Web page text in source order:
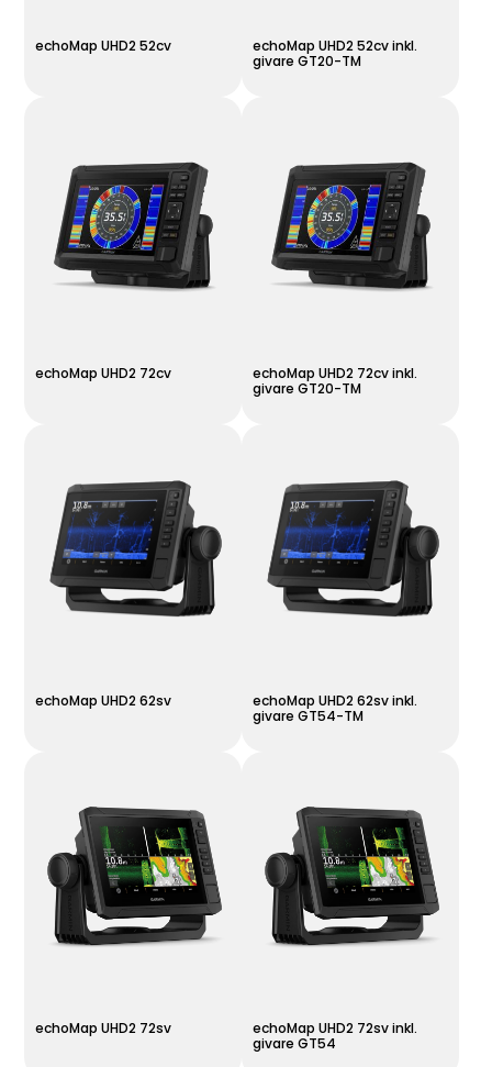
echoMap UHD2 52cv
echoMap UHD2 52cv inkl.
givare GT20-TM
echoMap UHD2 72cv
echoMap UHD2 72cv inkl.
givare GT20-TM
echoMap UHD2 62sv
echoMap UHD2 62sv inkl.
givare GT54-TM
echoMap UHD2 72sv
echoMap UHD2 72sv inkl.
givare GT54